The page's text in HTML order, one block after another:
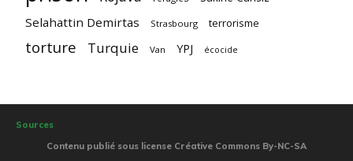
Selahattin Demirtas Strasbourg terrorisme
torture Turquie Van YPJ écocide
Sources
Contenu publié sous license Créative Commons By-NC-SA